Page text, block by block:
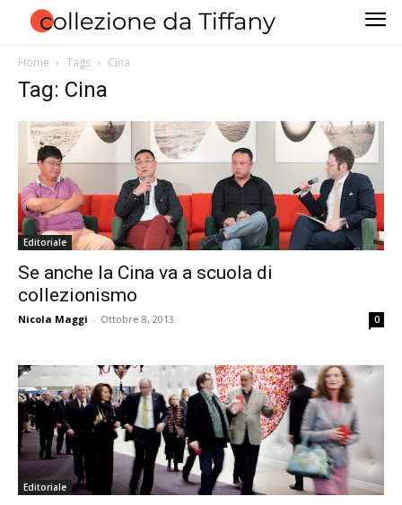
Home Tags Cina
Tag: Cina
Editoriale
Se anche la Cina va a scuola di
collezionismo
Nicola Maggi - Ottobre 8, 2013 0
Editoriale